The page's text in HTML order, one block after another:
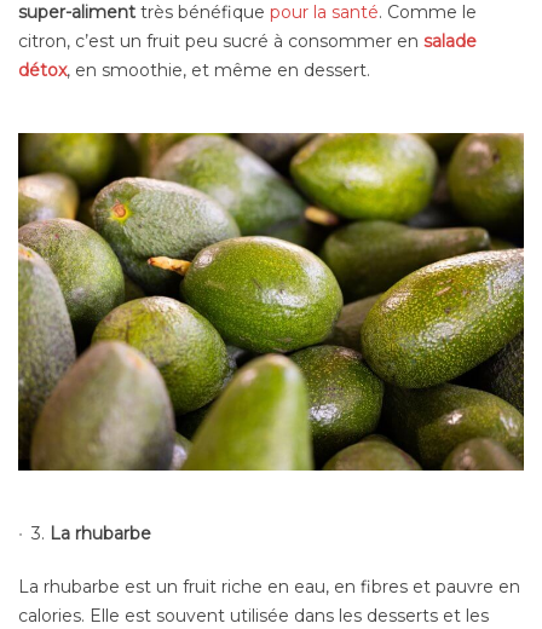
super-aliment très bénéfique pour la santé. Comme le
citron, c’est un fruit peu sucré à consommer en salade
détox, en smoothie, et même en dessert.
3. La rhubarbe
La rhubarbe est un fruit riche en eau, en fibres et pauvre en
calories. Elle est souvent utilisée dans les desserts et les